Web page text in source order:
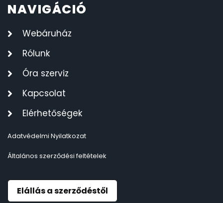
NAVIGÁCIÓ
Webáruház
Rólunk
Óra szerviz
Kapcsolat
Elérhetőségek
Adatvédelmi Nyilatkozat
Általános szerződési feltételek
Elállás a szerződéstől